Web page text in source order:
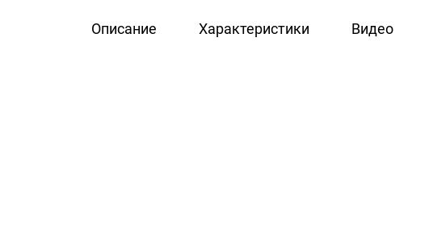
Описание Характеристики Видео